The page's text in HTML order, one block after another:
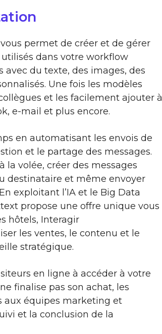
permet de créer et de gérer
dans votre workflow
avec du texte, des images, des
Une fois les modèles
et les facilement ajouter à
e-mail et plus encore.
en automatisant les envois de
et le partage des messages.
volée, créer des messages
destinataire et même envoyer
exploitant l’IA et le Big Data
propose une offre unique vous
hôtels, Interagir
les ventes, le contenu et le
stratégique.
en ligne à accéder à votre
finalise pas son achat, les
aux équipes marketing et
et la conclusion de la